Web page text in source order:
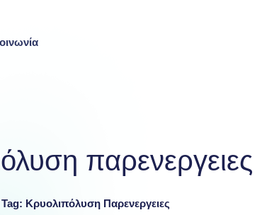
παρενεργειες
Tag: Κρυολιπόλυση Παρενεργειες